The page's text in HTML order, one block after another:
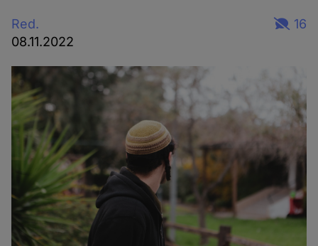
Red.
08.11.2022
16